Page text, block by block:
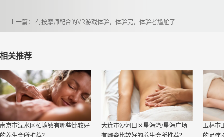
上一篇： 有按摩师配合的VR游戏体验，体验完，体验者尴尬了
相关推荐
南京市溧水区柘塘镇有哪些比较好
大连市沙河口区星海湾/星海广场
玉林市